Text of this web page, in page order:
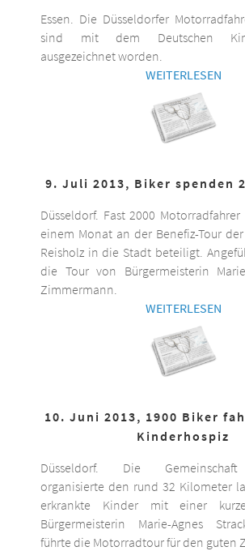
Essen. Die Düsseldorfer
sind mit dem Deutschen
ausgezeichnet worden.
WEITERLESEN
9. Juli 2013, Biker spenden
Düsseldorf. Fast 2000
einem Monat an der Benefiz-Tour
Reisholz in die Stadt beteiligt.
die Tour von Bürgermeisterin
Zimmermann.
WEITERLESEN
10. Juni 2013, 1900 Biker
Kinderhospiz
Düsseldorf. Die
organisierte den rund 32 Kilometer
erkrankte Kinder mit einer
Bürgermeisterin Marie-Agnes
führte die Motorradtour für den guten